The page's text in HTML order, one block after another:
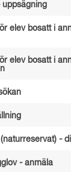
uppsägning
elev bosatt i
elev bosatt i
-
- anmäla